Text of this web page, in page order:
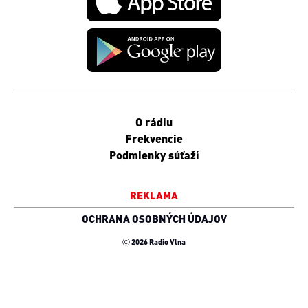
O rádiu
Frekvencie
Podmienky súťaží
REKLAMA
OCHRANA OSOBNÝCH ÚDAJOV
Ⓒ 2026 Radio Vlna